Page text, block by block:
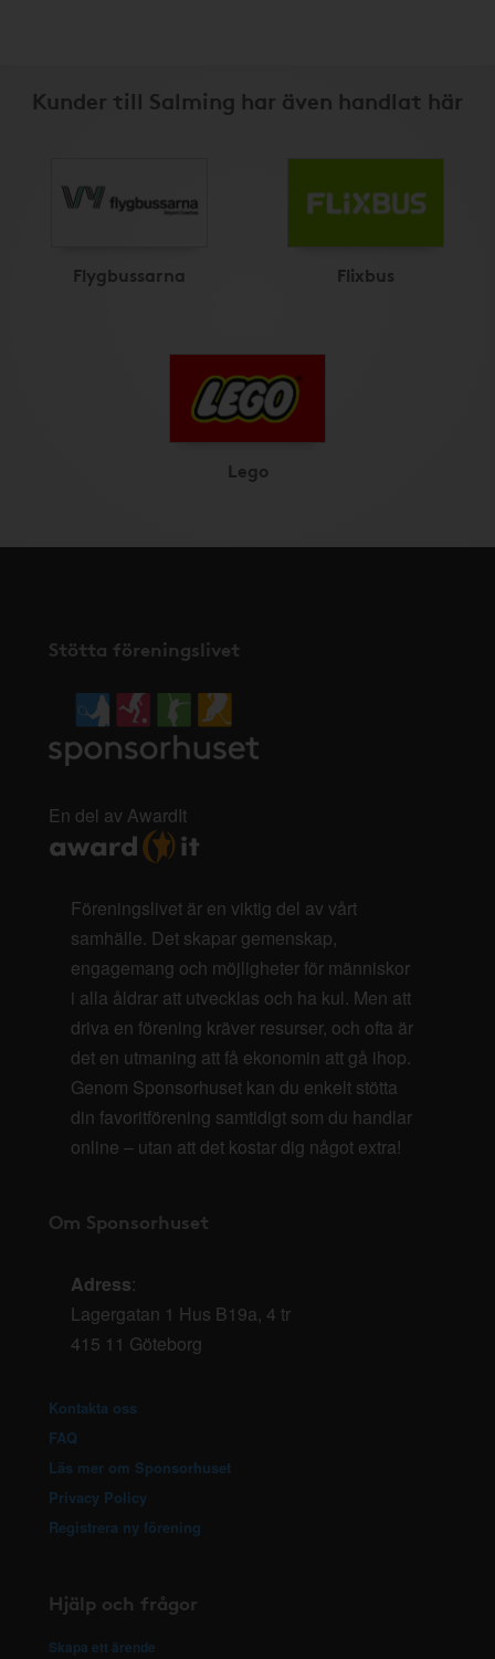
Kunder till Salming har även handlat här
Flygbussarna Flixbus
Lego
Stötta föreningslivet
En del av AwardIt
Föreningslivet är en viktig del av vårt
samhälle. Det skapar gemenskap,
engagemang och möjligheter för människor
i alla åldrar att utvecklas och ha kul. Men att
driva en förening kräver resurser, och ofta är
det en utmaning att få ekonomin att gå ihop.
Genom Sponsorhuset kan du enkelt stötta
din favoritförening samtidigt som du handlar
online – utan att det kostar dig något extra!
Om Sponsorhuset
Adress:
Lagergatan 1 Hus B19a, 4 tr
415 11 Göteborg
Kontakta oss
FAQ
Läs mer om Sponsorhuset
Privacy Policy
Registrera ny förening
Hjälp och frågor
Skapa ett ärende